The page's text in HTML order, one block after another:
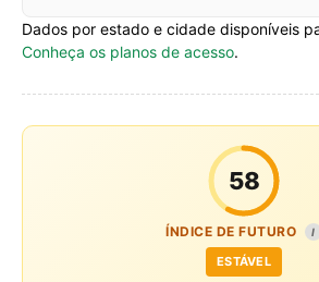
Dados por estado e cidade disponíveis
Conheça os planos de acesso.
58
ÍNDICE DE FUTURO I
ESTÁVEL